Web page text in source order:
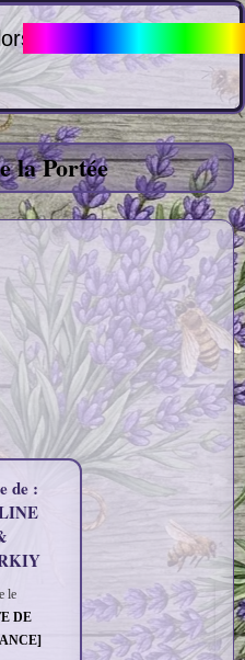
Cocker
la Portée
de :
le
DE